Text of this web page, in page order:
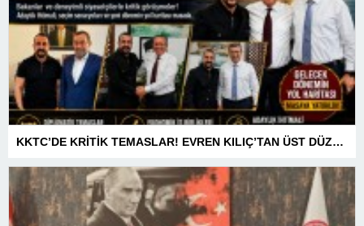
KKTC’DE KRİTİK TEMASLAR! EVREN KILIÇ’TAN ÜST DÜZEY ZİRVELER